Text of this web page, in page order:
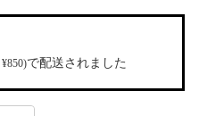
で配送されました